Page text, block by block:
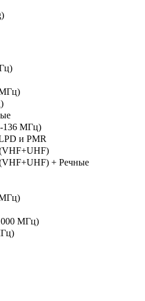
136 МГц)
и PMR
+ Речные
МГц)